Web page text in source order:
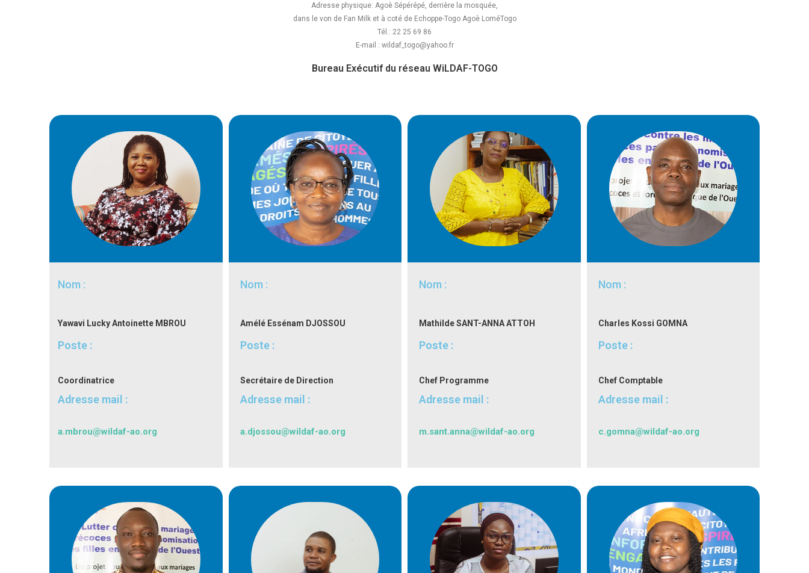
Adresse physique: Agoè Sépérépé, derrière la mosquée,
dans le von de Fan Milk et à coté de Echoppe-Togo Agoè LoméTogo
Tél.: 22 25 69 86
E-mail : wildaf_togo@yahoo.fr
Bureau Exécutif du réseau WiLDAF-TOGO
Nom :
Yawavi LuckyAntoinette MBROU
Poste :
Coordinatrice
Adresse mail :
a.mbrou@wildaf-ao.org
Nom :
Amélé Essénam DJOSSOU
Poste :
Secrétaire de Direction
Adresse mail :
a.djossou@wildaf-ao.org
Nom :
Mathilde SANT-ANNA ATTOH
Poste :
Chef Programme
Adresse mail :
m.sant.anna@wildaf-ao.org
Nom :
Charles Kossi GOMNA
Poste :
Chef Comptable
Adresse mail :
c.gomna@wildaf-ao.org